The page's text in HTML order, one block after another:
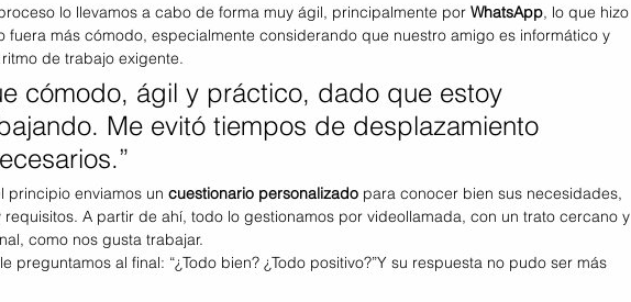
lo llevamos a cabo de forma muy ágil, principalmente por WhatsApp, lo que hizo
fuera más cómodo, especialmente considerando que nuestro amigo es informático y
de trabajo exigente.
cómodo, ágil y práctico, dado que estoy
Me evitó tiempos de desplazamiento
principio enviamos un cuestionario personalizado para conocer bien sus necesidades,
requisitos. A partir de ahí, todo lo gestionamos por videollamada, con un trato cercano y
como nos gusta trabajar.
preguntamos al final: “¿Todo bien? ¿Todo positivo?”Y su respuesta no pudo ser más